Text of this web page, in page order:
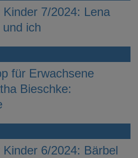
7/2024: Lena
ich
für Erwachsene
Bieschke:
6/2024: Bärbel